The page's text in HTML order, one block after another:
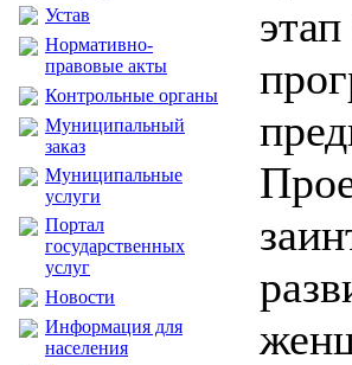
Устав
Нормативно-
правовые акты
Контрольные органы
Муниципальный
заказ
Муниципальные
услуги
Портал
государственных
услуг
Новости
Информация для
населения